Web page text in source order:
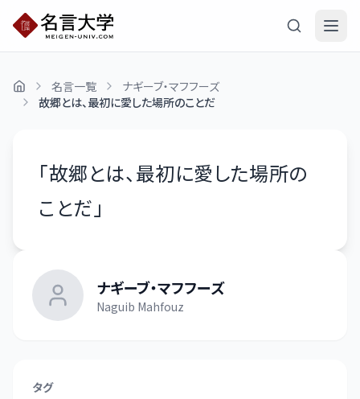
名言一覧
ナギーブ・マフフーズ
故郷とは、最初に愛した場所のことだ
「故郷とは、最初に愛した場所の
ことだ 」
ナギーブ・マフフーズ
Naguib Mahfouz
タグ